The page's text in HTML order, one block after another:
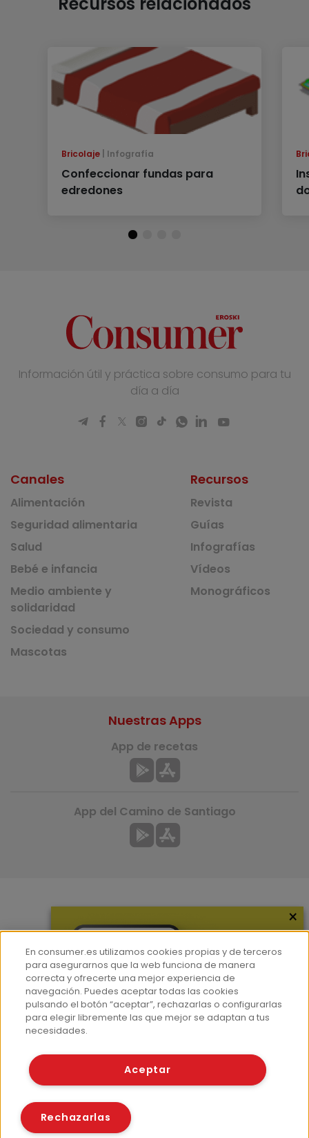
Bricolaje Infografía
Confeccionar fundas para
edredones
Información útil y práctica sobre consumo para tu
día a día
Canales
Alimentación
Seguridad alimentaria
Salud
Bebé e infancia
Medio ambiente y
solidaridad
Sociedad y consumo
Mascotas
Recursos
Revista
Guías
Infografías
Vídeos
Monográficos
Hemeroteca
Contacto
Prensa
Corpus Lingüístico Consumer
Nuestras Apps
App de recetas
App del Camino de Santiago
© Fundación EROSKI
Políticas de cookies
×
En consumer.es utilizamos cookies propias y de terceros
para asegurarnos que la web funciona de manera
correcta y ofrecerte una mejor experiencia de
navegación. Puedes aceptar todas las cookies
pulsando el botón “aceptar”, rechazarlas o configurarlas
para elegir libremente las que mejor se adaptan a tus
necesidades.
Aceptar
Rechazarlas